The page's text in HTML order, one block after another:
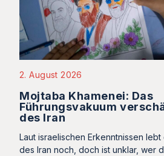
2. August 2026
Mojtaba Khamenei: Das
Führungsvakuum
des Iran
Laut israelischen Erkenntnissen
des Iran noch, doch ist unklar, wer